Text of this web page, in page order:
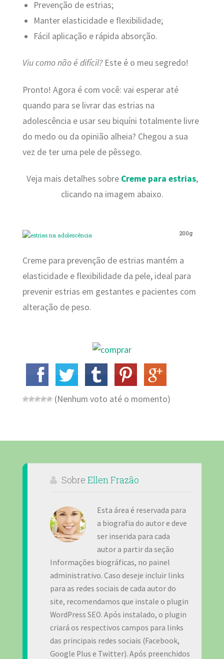
Prevenção de estrias;
Manter elasticidade e flexibilidade;
Fácil aplicação e rápida absorção.
Viu como não é difícil?Este é o meu segredo!
Pronto! Agora é com você: vai esperar até
quando para se livrar das estrias na
adolescência e usar seu biquíni totalmente livre
do medo ou da opinião alheia? Chegou a sua
vez de ter uma pele de pêssego.
Veja mais detalhes sobre Creme para estrias,
clicando na imagem abaixo.
200g
Creme para prevenção de estrias mantém a
elasticidade e flexibilidade da pele, ideal para
prevenir estrias em gestantes e pacientes com
alteração de peso.
(Nenhum voto até o momento)
Sobre Ellen Frazão
Esta área é reservada para
a biografia do autor e deve
ser inserida para cada
autor a partir da seção
Informações biográficas, no painel
administrativo. Caso deseje incluir links
para as redes sociais de cada autor do
site, recomendamos que instale o plugin
WordPress SEO. Após instalado, o plugin
criará os respectivos campos para links
das principais redes sociais (Facebook,
Google Plus e Twitter). Após preenchidos